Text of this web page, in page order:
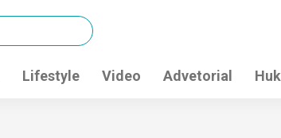
Lifestyle Video Advetorial